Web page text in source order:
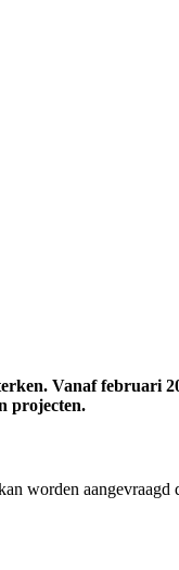
Vanaf februari
projecten.
worden